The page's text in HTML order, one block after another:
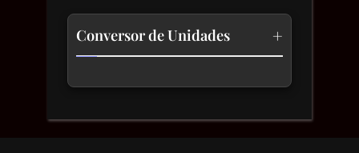
Conversor de Unidades +
Comprimento